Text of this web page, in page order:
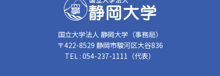
国立大学法人 静岡大学（事務局）
〒422-8529 静岡市駿河区大谷836
TEL : 054-237-1111（代表）